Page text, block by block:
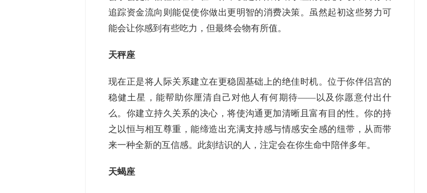
追踪资金流向则能促使你做出更明智的消费决策。虽然起初这些努力可
能会让你感到有些吃力，但最终会物有所值。
天秤座
现在正是将人际关系建立在更稳固基础上的绝佳时机。位于你伴侣宫的
稳健土星，能帮助你厘清自己对他人有何期待——以及你愿意付出什
么。你建立持久关系的决心，将使沟通更加清晰且富有目的性。你的持
之以恒与相互尊重，能缔造出充满支持感与情感安全感的纽带，从而带
来一种全新的互信感。此刻结识的人，注定会在你生命中陪伴多年。
天蝎座